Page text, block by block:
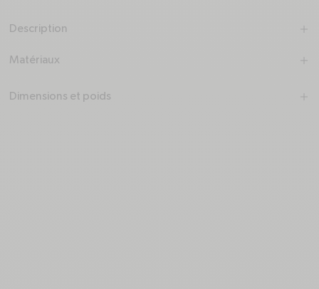
Description
plus
minus
Matériaux
plus
minus
Dimensions et poids
plus
minus